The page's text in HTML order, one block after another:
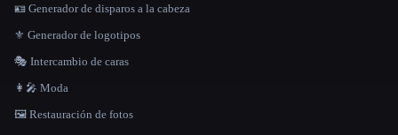
🪪 Generador de disparos a la cabeza
⚜️ Generador de logotipos
🎭 Intercambio de caras
👩‍🎤 Moda
🖼️ Restauración de fotos